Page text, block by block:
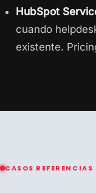
HubSpot
cuando
existente.
CASOS REFERENCIAS